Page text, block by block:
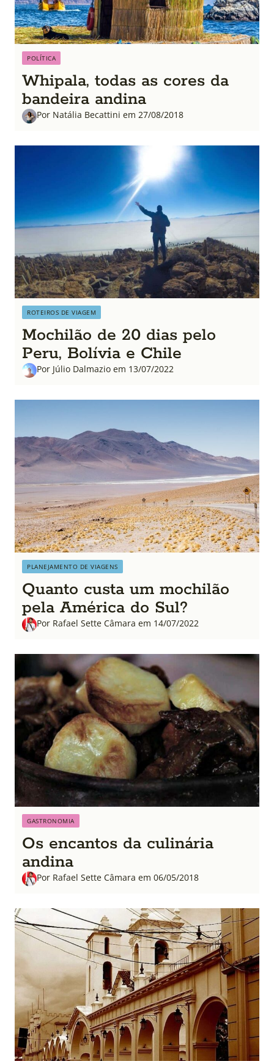
POLÍTICA
Whipala, todas as cores da
bandeira andina
Por Natália Becattini em 27/08/2018
ROTEIROS DE VIAGEM
Mochilão de 20 dias pelo
Peru, Bolívia e Chile
Por Júlio Dalmazio em 13/07/2022
PLANEJAMENTO DE VIAGENS
Quanto custa um mochilão
pela América do Sul?
Por Rafael Sette Câmara em 14/07/2022
GASTRONOMIA
Os encantos da culinária
andina
Por Rafael Sette Câmara em 06/05/2018